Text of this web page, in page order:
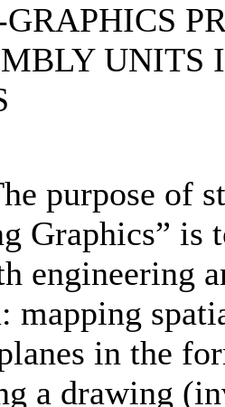
UNITS
purpose of
Graphics” is
engineering
mapping
in the
a drawing